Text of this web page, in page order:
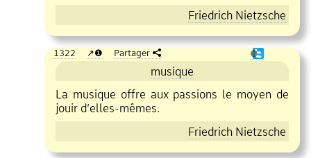
Friedrich Nietzsche
1322 ❶ Partager ❶
musique
La musique offre aux passions le moyen de
jouir d’elles mêmes.
Friedrich Nietzsche